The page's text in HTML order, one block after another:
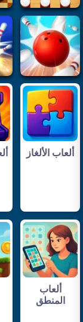
ألعاب الألغاز
ألعاب
المنطق